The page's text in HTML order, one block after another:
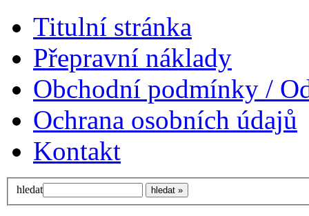
Titulní stránka
Přepravní náklady
Obchodní podmínky /
Ochrana osobních údajů
Kontakt
hledat